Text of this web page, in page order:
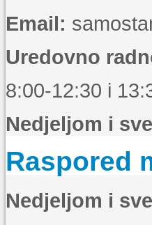
Email:
Uredovno
8:00-12:30 i
Nedjeljom i
Raspored
Nedjeljom i